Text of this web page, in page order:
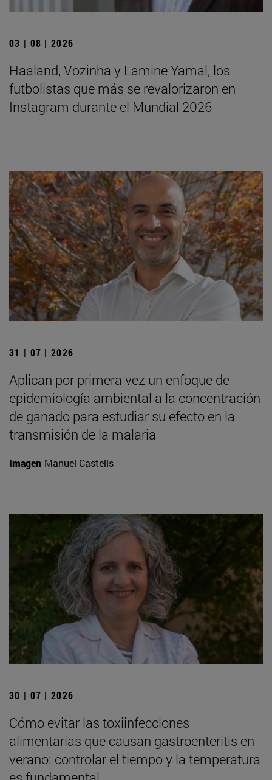
03 | 08 | 2026
Haaland, Vozinha y Lamine Yamal, los
futbolistas que más se revalorizaron en
Instagram durante el Mundial 2026
31 | 07 | 2026
Aplican por primera vez un enfoque de
epidemiología ambiental a la concentración
de ganado para estudiar su efecto en la
transmisión de la malaria
Imagen Manuel Castells
30 | 07 | 2026
Cómo evitar las toxiinfecciones
alimentarias que causan gastroenteritis en
verano: controlar el tiempo y la temperatura